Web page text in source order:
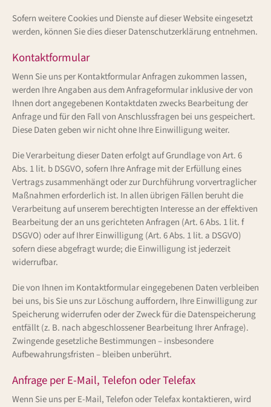
Sofern weitere Cookies und Dienste auf dieser Website eingesetzt
werden, können Sie dies dieser Datenschutzerklärung entnehmen.
Kontaktformular
Wenn Sie uns per Kontaktformular Anfragen zukommen lassen,
werden Ihre Angaben aus dem Anfrageformular inklusive der von
Ihnen dort angegebenen Kontaktdaten zwecks Bearbeitung der
Anfrage und für den Fall von Anschlussfragen bei uns gespeichert.
Diese Daten geben wir nicht ohne Ihre Einwilligung weiter.
Die Verarbeitung dieser Daten erfolgt auf Grundlage von Art. 6
Abs. 1 lit. b DSGVO, sofern Ihre Anfrage mit der Erfüllung eines
Vertrags zusammenhängt oder zur Durchführung vorvertraglicher
Maßnahmen erforderlich ist. In allen übrigen Fällen beruht die
Verarbeitung auf unserem berechtigten Interesse an der effektiven
Bearbeitung der an uns gerichteten Anfragen (Art. 6 Abs. 1 lit. f
DSGVO) oder auf Ihrer Einwilligung (Art. 6 Abs. 1 lit. a DSGVO)
sofern diese abgefragt wurde; die Einwilligung ist jederzeit
widerrufbar.
Die von Ihnen im Kontaktformular eingegebenen Daten verbleiben
bei uns, bis Sie uns zur Löschung auffordern, Ihre Einwilligung zur
Speicherung widerrufen oder der Zweck für die Datenspeicherung
entfällt (z. B. nach abgeschlossener Bearbeitung Ihrer Anfrage).
Zwingende gesetzliche Bestimmungen – insbesondere
Aufbewahrungsfristen – bleiben unberührt.
Anfrage per E-Mail, Telefon oder Telefax
Wenn Sie uns per E-Mail, Telefon oder Telefax kontaktieren, wird